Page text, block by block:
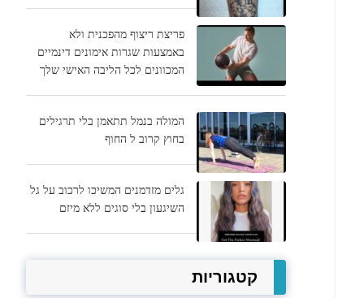
פריצת ריצוף מהפכנית ולא
באמצעות שגרות אימונים דינמיים
המכוונים לכל הליבה האישי שלך
המולה בנמל תתאמן בלי תרגילים
בחוץ קרוב ל החוף
גלים מזדמנים המשיכו לרכוב על גל
השיגעון בלי סוגים ללא מיזם
קטגוריות